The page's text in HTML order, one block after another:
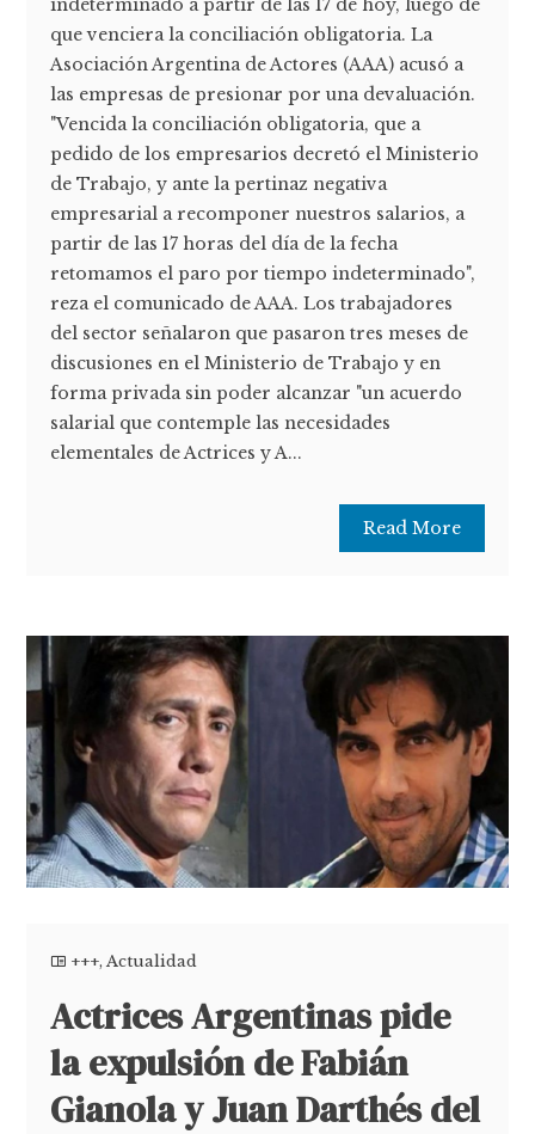
indeterminado a partir de las 17 de hoy, luego de
que venciera la conciliación obligatoria. La
Asociación Argentina de Actores (AAA) acusó a
las empresas de presionar por una devaluación.
"Vencida la conciliación obligatoria, que a
pedido de los empresarios decretó el Ministerio
de Trabajo, y ante la pertinaz negativa
empresarial a recomponer nuestros salarios, a
partir de las 17 horas del día de la fecha
retomamos el paro por tiempo indeterminado",
reza el comunicado de AAA. Los trabajadores
del sector señalaron que pasaron tres meses de
discusiones en el Ministerio de Trabajo y en
forma privada sin poder alcanzar "un acuerdo
salarial que contemple las necesidades
elementales de Actrices y A...
Read More
+++,Actualidad
Actrices Argentinas pide
la expulsión de Fabián
Gianola y Juan Darthés del